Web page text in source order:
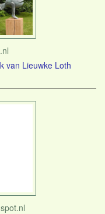
van Lieuwke Loth